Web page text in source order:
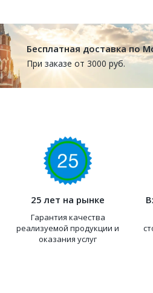
Бесплатная доставка по
При заказе от 3000 руб.
25 лет на рынке
Гарантия качества
реализуемой продукции и
оказания услуг